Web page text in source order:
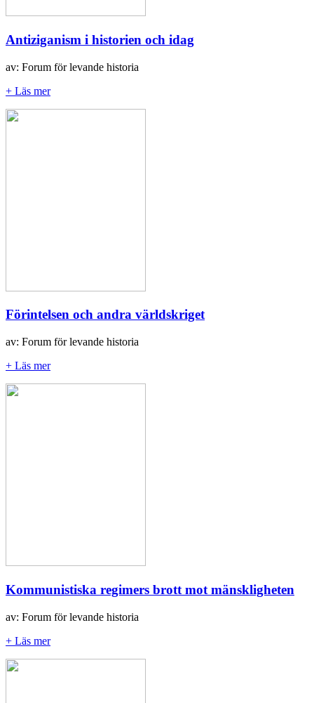
Antiziganism i historien och idag
av: Forum för levande historia
+ Läs mer
Förintelsen och andra världskriget
av: Forum för levande historia
+ Läs mer
Kommunistiska regimers brott mot mänskligheten
av: Forum för levande historia
+ Läs mer